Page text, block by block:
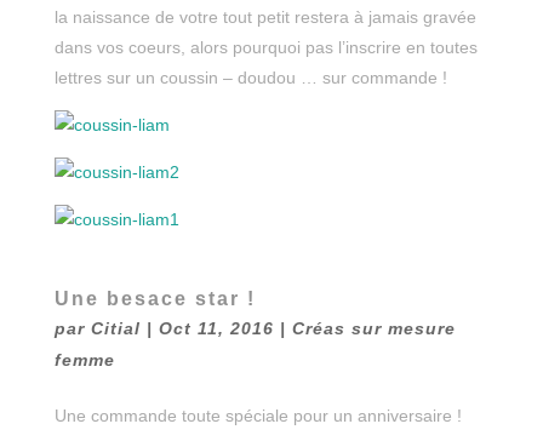
la naissance de votre tout petit restera à jamais gravée
dans vos coeurs, alors pourquoi pas l’inscrire en toutes
lettres sur un coussin – doudou … sur commande !
Une besace star !
par Citial | Oct 11, 2016 | Créas sur mesure
femme
Une commande toute spéciale pour un anniversaire !